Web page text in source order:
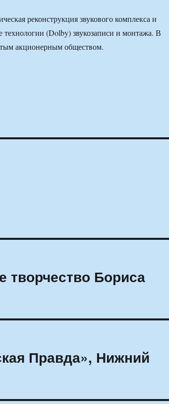
реконструкция звукового комплекса и
(Dolby) звукозаписи и монтажа. В
акционерным обществом.
творчество Бориса
Правда», Нижний